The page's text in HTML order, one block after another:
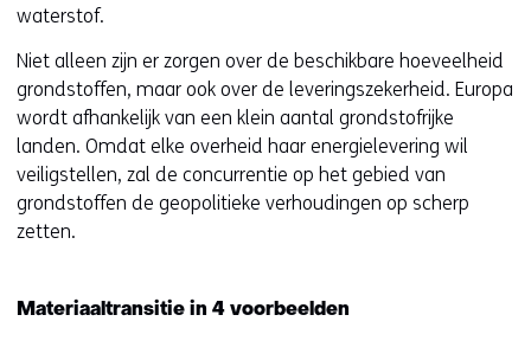
waterstof.
Niet alleen zijn er zorgen over de beschikbare hoeveelheid
grondstoffen, maar ook over de leveringszekerheid. Europa
wordt afhankelijk van een klein aantal grondstofrijke
landen. Omdat elke overheid haar energielevering wil
veiligstellen, zal de concurrentie op het gebied van
grondstoffen de geopolitieke verhoudingen op scherp
zetten.
Materiaaltransitie in 4 voorbeelden